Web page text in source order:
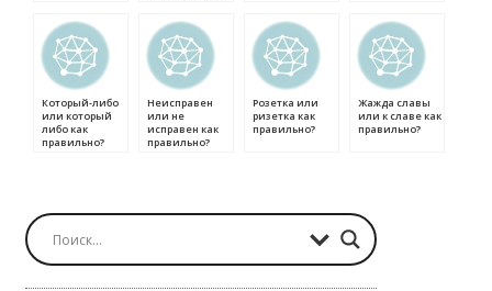
Который-либо
или который
либо как
правильно?
Неисправен
или не
исправен как
правильно?
Розетка или
ризетка как
правильно?
Жажда славы
или к славе как
правильно?